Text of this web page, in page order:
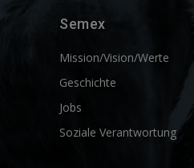
Semex
Mission/Vision/Werte
Geschichte
Jobs
Soziale Verantwortung